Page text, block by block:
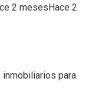
2 meses Hace 2
inmobiliarios para